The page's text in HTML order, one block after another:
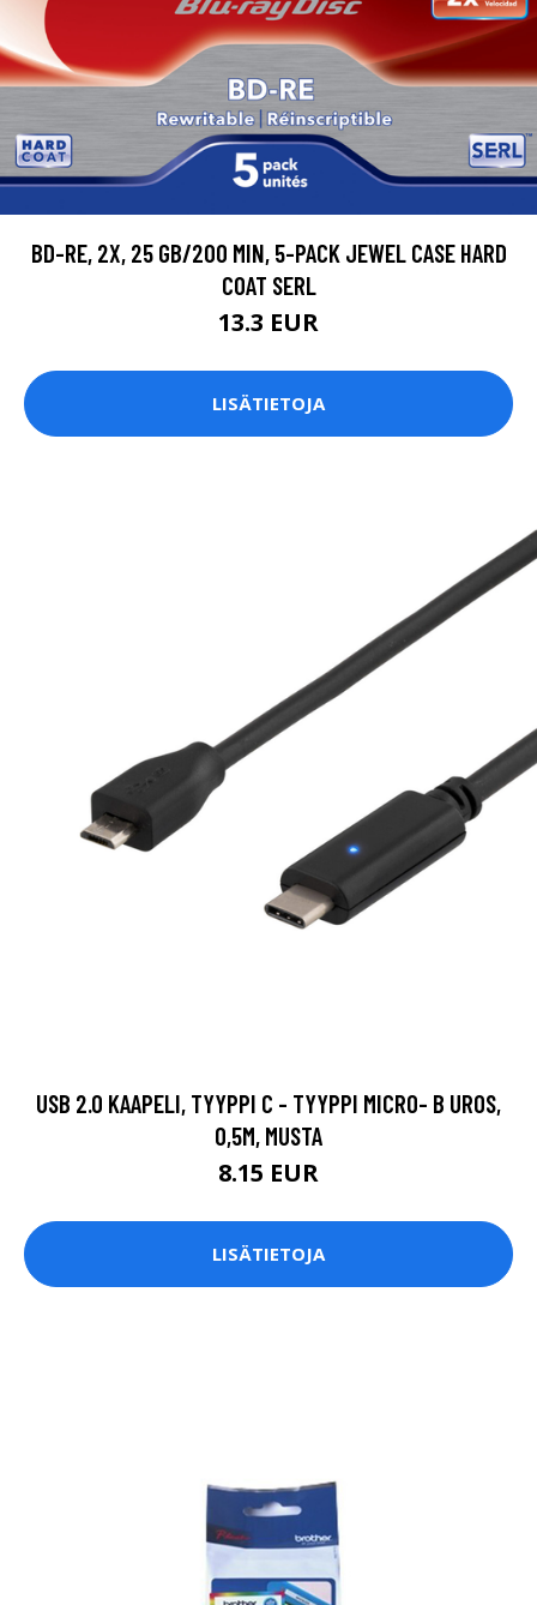
BD-RE, 2X, 25 GB/200 MIN, 5-PACK JEWEL CASE HARD
COAT SERL
13.3 EUR
LISÄTIETOJA
USB 2.0 KAAPELI, TYYPPI C - TYYPPI MICRO- B UROS,
0,5M, MUSTA
8.15 EUR
LISÄTIETOJA